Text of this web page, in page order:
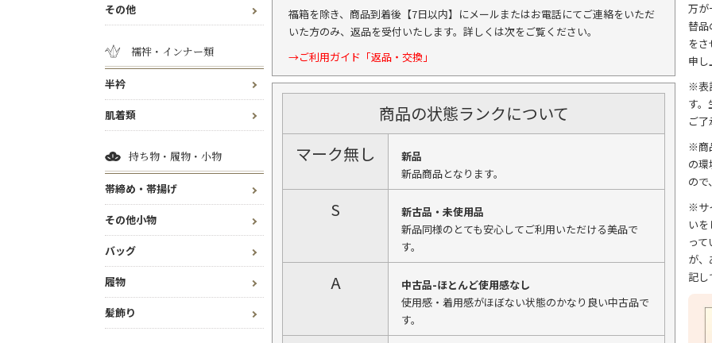
その他
襦袢・インナー類
半衿
肌着類
持ち物・履物・小物
帯締め・帯揚げ
その他小物
バッグ
履物
髪飾り
福箱を除き、商品到着後【7日以内】にメールまたはお電話にてご連絡をいただ
いた方のみ、返品を受付いたします。詳しくは次をご覧ください。
→ご利用ガイド「返品・交換」
商品の状態ランクについて
マーク無し
新品
新品商品となります。
S
新古品・未使用品
新品同様のとても安心してご利用いただける美品で
す。
A
中古品-ほとんど使用感なし
使用感・着用感がほぼない状態のかなり良い中古品で
す。
万が
替品
を
申し
※表
す
ご
※商
の
の
※サ
い
っ
が
記し